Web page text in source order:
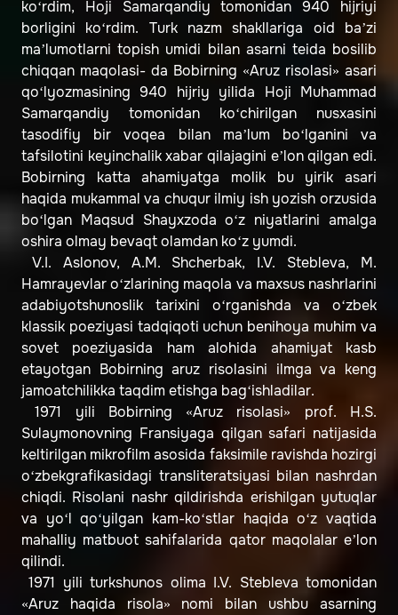
ko‘rdim, Hoji Samarqandiy tomonidan 940 hijriyi
borligini ko‘rdim. Turk nazm shakllariga oid ba’zi
ma’lumotlarni topish umidi bilan asarni teida bosilib
chiqqan maqolasi- da Bobirning «Aruz risolasi» asari
qo‘lyozmasining 940 hijriy yilida Hoji Muhammad
Samarqandiy tomonidan ko‘chirilgan nusxasini
tasodifiy bir voqea bilan ma’lum bo‘lganini va
tafsilotini keyinchalik xabar qilajagini e’lon qilgan edi.
Bobirning katta ahamiyatga molik bu yirik asari
haqida mukammal va chuqur ilmiy ish yozish orzusida
bo‘lgan Maqsud Shayxzoda o‘z niyatlarini amalga
oshira olmay bevaqt olamdan ko‘z yumdi.
V.I. Aslonov, A.M. Shcherbak, I.V. Stebleva, M.
Hamrayevlar o‘zlarining maqola va maxsus nashrlarini
adabiyotshunoslik tarixini o‘rganishda va o‘zbek
klassik poeziyasi tadqiqoti uchun benihoya muhim va
sovet poeziyasida ham alohida ahamiyat kasb
etayotgan Bobirning aruz risolasini ilmga va keng
jamoatchilikka taqdim etishga bag‘ishladilar.
1971 yili Bobirning «Aruz risolasi» prof. H.S.
Sulaymonovning Fransiyaga qilgan safari natijasida
keltirilgan mikrofilm asosida faksimile ravishda hozirgi
o‘zbekgrafikasidagi transliteratsiyasi bilan nashrdan
chiqdi. Risolani nashr qildirishda erishilgan yutuqlar
va yo‘l qo‘yilgan kam-ko‘stlar haqida o‘z vaqtida
mahalliy matbuot sahifalarida qator maqolalar e’lon
qilindi.
1971 yili turkshunos olima I.V. Stebleva tomonidan
«Aruz haqida risola» nomi bilan ushbu asarning